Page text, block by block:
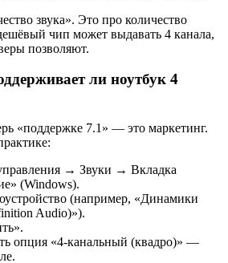
звука». Это про количество
чип может выдавать 4 канала,
позволяют.
ли ноутбук 4
«поддержке 7.1» — это маркетинг.
→ Звуки → Вкладка
(Windows).
(например, «Динамики
Audio)»).
опция «4-канальный (квадро)» —